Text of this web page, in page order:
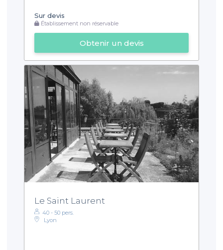
Sur devis
Établissement non réservable
Obtenir un devis
Le Saint Laurent
40 - 50 pers.
Lyon